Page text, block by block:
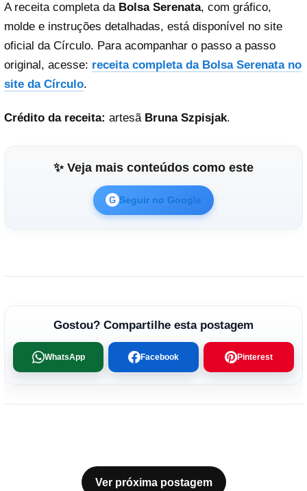
A receita completa da Bolsa Serenata, com gráfico,
molde e instruções detalhadas, está disponível no site
oficial da Círculo. Para acompanhar o passo a passo
original, acesse: receita completa da Bolsa Serenata no
site da Círculo.
Crédito da receita: artesã Bruna Szpisjak.
✨ Veja mais conteúdos como este
G Seguir no Google
Gostou? Compartilhe esta postagem
WhatsApp Facebook Pinterest
Ver próxima postagem